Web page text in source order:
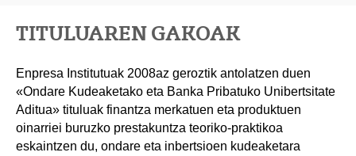
TITULUAREN GAKOAK
Enpresa Institutuak 2008az geroztik antolatzen duen
«Ondare Kudeaketako eta Banka Pribatuko Unibertsitate
Aditua» tituluak finantza merkatuen eta produktuen
oinarriei buruzko prestakuntza teoriko-praktikoa
eskaintzen du, ondare eta inbertsioen kudeaketara